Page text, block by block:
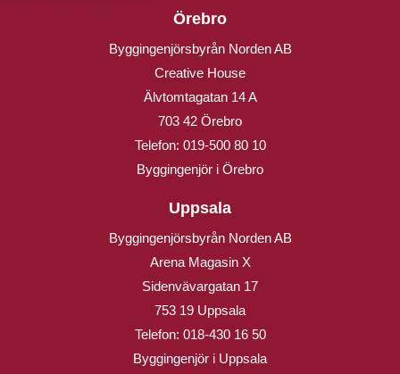
Örebro
Byggingenjörsbyrån Norden AB
Creative House
Älvtomtagatan 14 A
703 42 Örebro
Telefon: 019-500 80 10
Byggingenjör i Örebro
Uppsala
Byggingenjörsbyrån Norden AB
Arena Magasin X
Sidenvävargatan 17
753 19 Uppsala
Telefon: 018-430 16 50
Byggingenjör i Uppsala